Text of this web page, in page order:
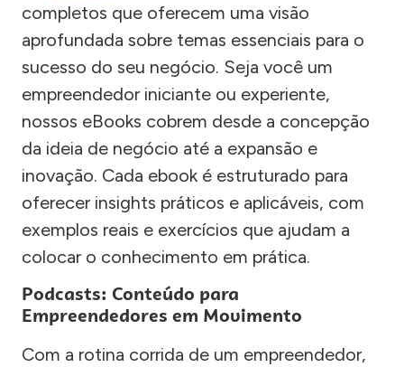
completos que oferecem uma visão
aprofundada sobre temas essenciais para o
sucesso do seu negócio. Seja você um
empreendedor iniciante ou experiente,
nossos eBooks cobrem desde a concepção
da ideia de negócio até a expansão e
inovação. Cada ebook é estruturado para
oferecer insights práticos e aplicáveis, com
exemplos reais e exercícios que ajudam a
colocar o conhecimento em prática.
Podcasts: Conteúdo para
Empreendedores em Movimento
Com a rotina corrida de um empreendedor,